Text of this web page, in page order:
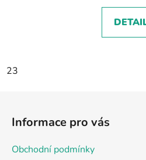
23
Informace pro vás
Obchodní podmínky